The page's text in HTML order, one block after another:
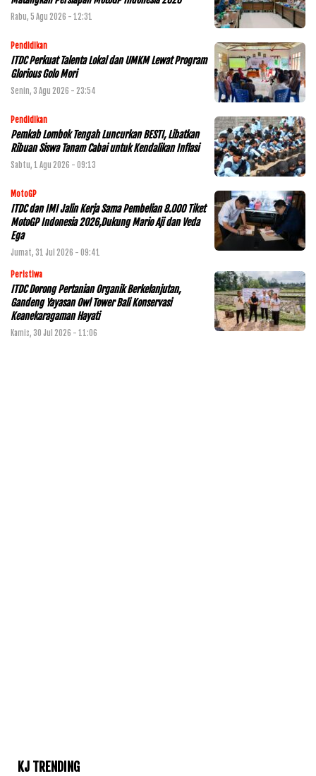
Rabu, 5 Agu 2026 - 12:31
Pendidikan
ITDC Perkuat Talenta Lokal dan UMKM Lewat Program
Glorious Golo Mori
Senin, 3 Agu 2026 - 23:54
Pendidikan
Pemkab Lombok Tengah Luncurkan BESTI, Libatkan
Ribuan Siswa Tanam Cabai untuk Kendalikan Inflasi
Sabtu, 1 Agu 2026 - 09:13
MotoGP
ITDC dan IMI Jalin Kerja Sama Pembelian 8.000 Tiket
MotoGP Indonesia 2026,Dukung Mario Aji dan Veda
Ega
Jumat, 31 Jul 2026 - 09:41
Peristiwa
ITDC Dorong Pertanian Organik Berkelanjutan,
Gandeng Yayasan Owl Tower Bali Konservasi
Keanekaragaman Hayati
Kamis, 30 Jul 2026 - 11:06
KJ TRENDING